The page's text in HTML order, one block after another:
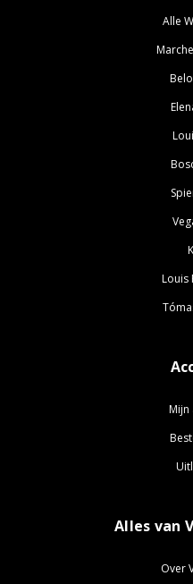
Alle
Louis
Mijn
Alles van
Over